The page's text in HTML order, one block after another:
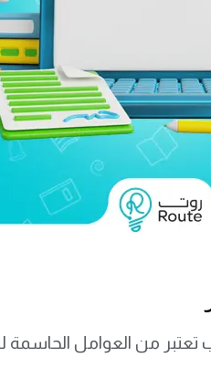
من العوامل الحاسمة